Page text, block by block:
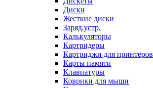
Диски
Жесткие диски
Заряд.устр.
Калькуляторы
Картридеры
Картриджи для принтеров
Карты памяти
Клавиатуры
Коврики для мыши